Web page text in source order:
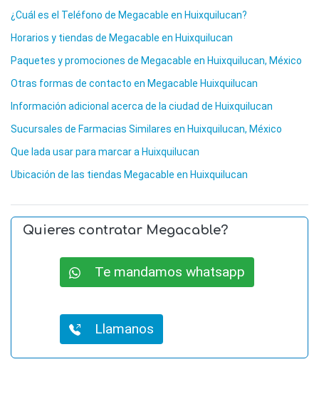
¿Cuál es el Teléfono de Megacable en Huixquilucan?
Horarios y tiendas de Megacable en Huixquilucan
Paquetes y promociones de Megacable en Huixquilucan, México
Otras formas de contacto en Megacable Huixquilucan
Información adicional acerca de la ciudad de Huixquilucan
Sucursales de Farmacias Similares en Huixquilucan, México
Que lada usar para marcar a Huixquilucan
Ubicación de las tiendas Megacable en Huixquilucan
Quieres contratar Megacable?
Te mandamos whatsapp
Llamanos